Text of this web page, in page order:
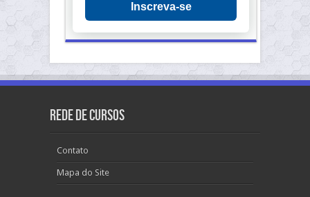
Inscreva-se
Rede de Cursos
Contato
Mapa do Site